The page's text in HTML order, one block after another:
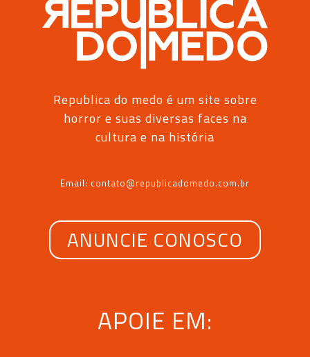
Republica do medo é um site sobre
horror e suas diversas faces na
cultura e na história
Email: contato@republicadomedo.com.br
ANUNCIE CONOSCO
APOIE EM: